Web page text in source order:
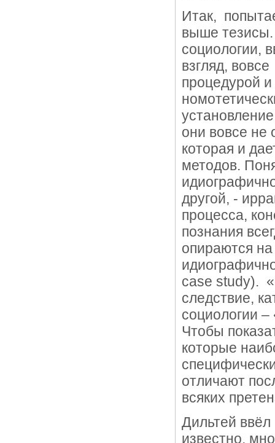
Итак,
выше тезисы.
социологии,
взгляд,
процедурой
они вовсе не
которая и
методов.
другой, -
процесса,
познания
опираются
case study).
следствие,
социологии
Чтобы
которые
отличают
всяких
Дильтей
известно,